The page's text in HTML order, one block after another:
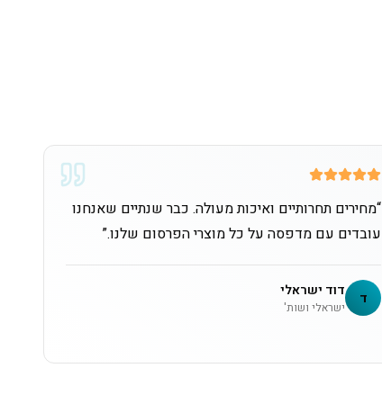
“מחירים תחרותיים ואיכות מעולה. כבר שנתיים שאנחנו
עובדים עם מדפסה על כל מוצרי הפרסום שלנו.”
ד דוד ישראלי
ישראלי ושות'